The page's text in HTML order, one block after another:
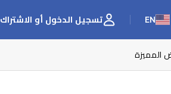
EN تسجيل الدخول أو الاشتراك
المميزة